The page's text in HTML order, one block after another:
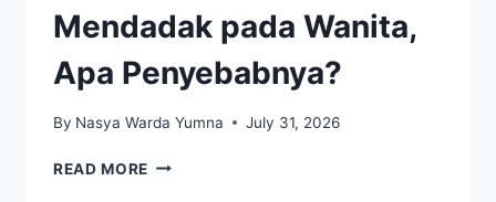
Mendadak pada Wanita,
Apa Penyebabnya?
By Nasya Warda Yumna July 31, 2026
READ MORE PERUBAHAN